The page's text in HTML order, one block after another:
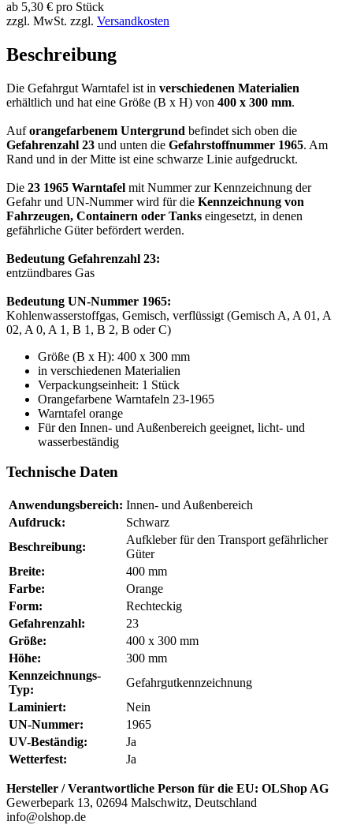
ab 5,30 € pro Stück
zzgl. MwSt. zzgl. Versandkosten
Beschreibung
Die Gefahrgut Warntafel ist in verschiedenen Materialien
erhältlich und hat eine Größe (B x H) von 400 x 300 mm.
Auforangefarbenem Untergrund befindet sich oben die
Gefahrenzahl 23 und unten die Gefahrstoffnummer 1965. Am
Rand und in der Mitte ist eine schwarze Linie aufgedruckt.
Die 23 1965 Warntafel mit Nummer zur Kennzeichnung der
Gefahr und UN-Nummer wird für die Kennzeichnung von
Fahrzeugen, Containern oder Tanks eingesetzt, in denen
gefährliche Güter befördert werden.
Bedeutung Gefahrenzahl 23:
entzündbares Gas
Bedeutung UN-Nummer 1965:
Kohlenwasserstoffgas, Gemisch, verflüssigt (Gemisch A, A 01, A
02, A 0, A 1, B 1, B 2, B oder C)
Größe (B x H): 400 x 300 mm
in verschiedenen Materialien
Verpackungseinheit: 1 Stück
Orangefarbene Warntafeln 23-1965
Warntafel orange
Für den Innen- und Außenbereich geeignet, licht- und
wasserbeständig
Technische Daten
Anwendungsbereich: Innen- und Außenbereich
Aufdruck:
Schwarz
Beschreibung:
Aufkleber für den Transport gefährlicher
Güter
Breite:
400 mm
Farbe:
Orange
Form:
Rechteckig
Gefahrenzahl:
23
Größe:
400 x 300 mm
Höhe:
300 mm
Kennzeichnungs-
Typ:
Gefahrgutkennzeichnung
Laminiert:
Nein
UN-Nummer:
1965
UV-Beständig:
Ja
Wetterfest:
Ja
Hersteller / Verantwortliche Person für die EU: OLShop AG
Gewerbepark 13, 02694 Malschwitz, Deutschland
info@olshop.de